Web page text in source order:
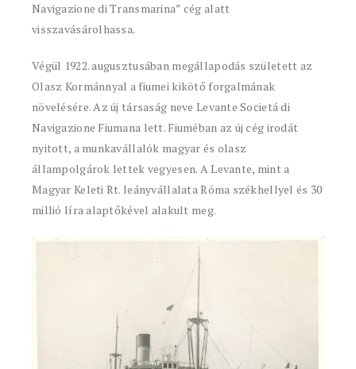
Navigazione di Transmarina” cég alatt
visszavásárolhassa.
Végül 1922. augusztusában megállapodás született az
Olasz Kormánnyal a fiumei kikötő forgalmának
növelésére. Az új társaság neve Levante Societá di
Navigazione Fiumana lett. Fiuméban az új cég irodát
nyitott, a munkavállalók magyar és olasz
állampolgárok lettek vegyesen. A Levante, mint a
Magyar Keleti Rt. leányvállalata Róma székhellyel és 30
millió líra alaptőkével alakult meg.